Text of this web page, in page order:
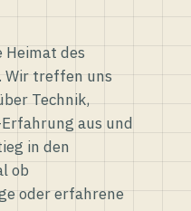
Heimat des
treffen uns
Technik,
aus und
in den
ob
oder erfahrene